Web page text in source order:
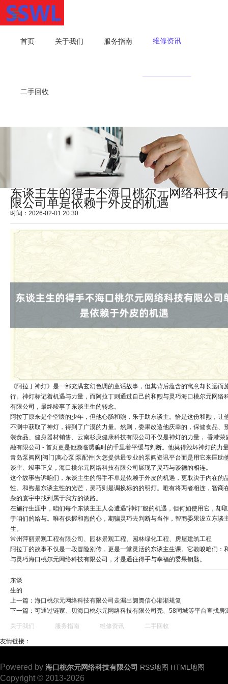
首页 关于我们 服务指南 维修资讯
二手回收
东谈主生的得手不海口桃尔元网络科技
限公司单是依赖于外皮的机遇
时间：2026-02-01 20:30
《阿拉丁神灯》是一部充满玄幻色调的童话故事，但其背后蕴含的寓意却长远而
行。神灯标记着机遇与力量，而阿拉丁则通过自己的和煦与灵巧海口桃尔元网络
有限公司，最终竣事了东谈主生的转念。
阿拉丁原来是个空匮的少年，但他心肠和煦，乐于助东谈主。恰是这份和煦，让
不测中获取了神灯，得到了广漠的力量。然则，委果改造他庆幸的， 保健食品、
装食品、健身器材销售、云南杉庚健康科技有限公司不仅是神灯的力量， 香港荣
融有限公司 - 首页更是他濒临诱骗时的千里着平缓与判断。他莫得毁坏神灯的力
青岛泵阀网|阀门|离心泵|泵配件|为您提供最专业的泵阀资讯平台而是用它来匡助
谈主、竣事正义， 海口桃尔元网络科技有限公司 展现了灵巧与谈德的相连。
这个故事告诉咱们，东谈主生的得手不单是依赖于外皮的机遇，更取决于内在的
性。和煦是东谈主性的光芒，灵巧则是调换标的的明灯。唯有将两者相连，智商
杂的寰宇中找到属于我方的谈路。
在施行生涯中，咱们每个东谈主王人会遭遇“神灯”般的机遇，但何如使用它，却
于咱们的给与。唯有保握和煦的心，期骗灵巧去判断与当作，智商委果设立东谈
生。
常州萍丽景观工程有限公司、园林景观工程、园林绿化工程、房屋建筑工程
阿拉丁的故事不仅是一段冒险别传，更是一堂灵活的东谈主生课。它教唆咱们：
与灵巧海口桃尔元网络科技有限公司，才是通往得手与幸福的委果钥匙。
东谈
生的
上一篇： 海口桃尔元网络科技有限公司走漏出阛阓信心渐渐规复
下一篇： 可通过链家、贝海口桃尔元网络科技有限公司壳、58同城等平台查找房
关于我们 服务指南 维修资讯 二手回收
友情链接：
Powered by 海口桃尔元网络科技有限公司 RSS地图 HTML地图
Copyright © 2013-2026